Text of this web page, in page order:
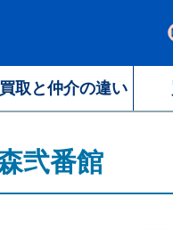
買取と仲介の違い
弐番館